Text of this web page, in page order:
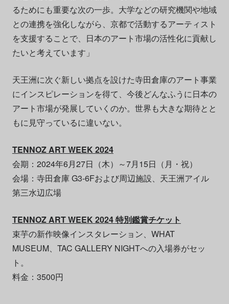
るためにも重要な次の一歩。大学などの研究機関や地域
との連携を強化しながら、京都で活動するアーティスト
を支援することで、日本のアート市場の活性化に貢献し
たいと考えています」
天王洲に次ぐ新しい拠点を設けた寺田倉庫のアート事業
にインスピレーションを得て、今後どんなふうに日本の
アート市場が発展していくのか。世界も大きな期待とと
もに見守っているに違いない。
TENNOZ ART WEEK 2024
会期：2024年6月27日（木）～7月15日（月・祝）
会場：寺田倉庫 G3-6Fおよび周辺施設、天王洲アイル
第三水辺広場
TENNOZ ART WEEK 2024 特別鑑賞チケット
束芋の新作映像インスタレーション、WHAT
MUSEUM、TAC GALLERY NIGHTへの入場券がセッ
ト。
料金：3500円